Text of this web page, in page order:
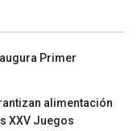
Primer
alimentación
XXV Juegos